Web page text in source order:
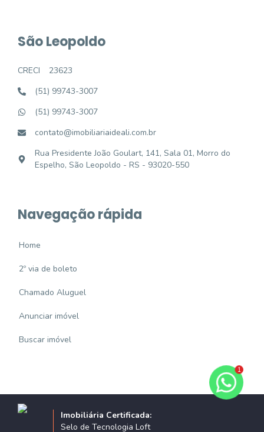
São Leopoldo
CRECI
23623
(51) 99743-3007
(51) 99743-3007
contato@imobiliariaideali.com.br
Rua Presidente João Goulart, 141, Sala 01, Morro do
Espelho, São Leopoldo - RS - 93020-550
Navegação rápida
Home
2º via de boleto
Chamado Aluguel
Anunciar imóvel
Buscar imóvel
Imobiliária Certificada:
Selo de Tecnologia Loft
1